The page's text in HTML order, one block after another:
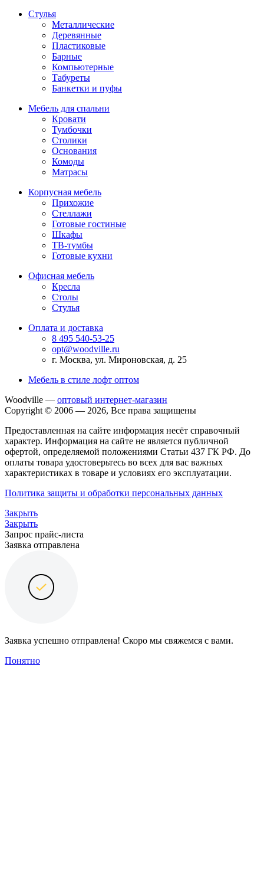
Стулья
Металлические
Деревянные
Пластиковые
Барные
Компьютерные
Табуреты
Банкетки и пуфы
Мебель для спальни
Кровати
Тумбочки
Столики
Основания
Комоды
Матрасы
Корпусная мебель
Прихожие
Стеллажи
Готовые гостиные
Шкафы
ТВ-тумбы
Готовые кухни
Офисная мебель
Кресла
Столы
Стулья
Оплата и доставка
8 495 540-53-25
opt@woodville.ru
г. Москва, ул. Мироновская, д. 25
Мебель в стиле лофт оптом
Woodville — оптовый интернет-магазин
Copyright © 2006 — 2026, Все права защищены
Предоставленная на сайте информация несёт справочный
характер. Информация на сайте не является публичной
офертой, определяемой положениями Статьи 437 ГК РФ. До
оплаты товара удостоверьтесь во всех для вас важных
характеристиках в товаре и условиях его эксплуатации.
Политика защиты и обработки персональных данных
Закрыть
Закрыть
Запрос прайс-листа
Заявка отправлена
Заявка успешно отправлена! Скоро мы свяжемся с вами.
Понятно